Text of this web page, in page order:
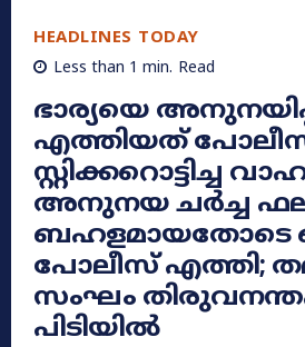
HEADLINES TODAY
Less than 1 min. Read
ഭാര്യയെ
എത്തിയത്
സ്റ്റിക്കറൊട്ടിച്ച
അനുനയ ചർച്ച ഫലം
ബഹളമായതോടെ
പോലീസ് എത്തി;
സംഘം
പിടിയിൽ